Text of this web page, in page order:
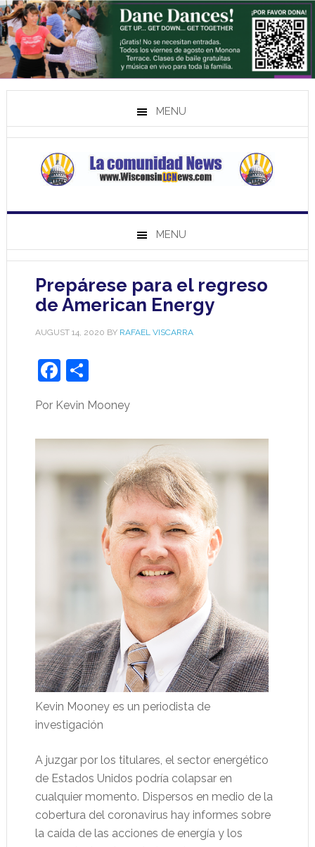
MENU
MENU
Prepárese para el regreso
de American Energy
AUGUST 14, 2020 BY RAFAEL VISCARRA
Facebook
Share
Por Kevin Mooney
Kevin Mooney es un periodista de
investigación
A juzgar por los titulares, el sector energético
de Estados Unidos podría colapsar en
cualquier momento. Dispersos en medio de la
cobertura del coronavirus hay informes sobre
la caída de las acciones de energía y los